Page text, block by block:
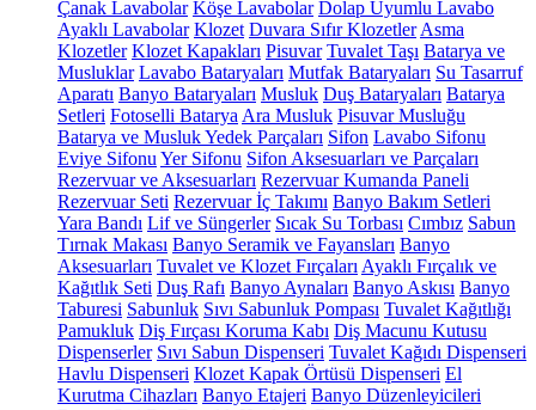
Çanak Lavabolar Köşe Lavabolar Dolap Uyumlu Lavabo
Ayaklı Lavabolar Klozet Duvara Sıfır Klozetler Asma
Klozetler Klozet Kapakları Pisuvar Tuvalet Taşı Batarya ve
Musluklar Lavabo Bataryaları Mutfak Bataryaları Su Tasarruf
Aparatı Banyo Bataryaları Musluk Duş Bataryaları Batarya
Setleri Fotoselli Batarya Ara Musluk Pisuvar Musluğu
Batarya ve Musluk Yedek Parçaları Sifon Lavabo Sifonu
Eviye Sifonu Yer Sifonu Sifon Aksesuarları ve Parçaları
Rezervuar ve Aksesuarları Rezervuar Kumanda Paneli
Rezervuar Seti Rezervuar İç Takımı Banyo Bakım Setleri
Yara Bandı Lif ve Süngerler Sıcak Su Torbası Cımbız Sabun
Tırnak Makası Banyo Seramik ve Fayansları Banyo
Aksesuarları Tuvalet ve Klozet Fırçaları Ayaklı Fırçalık ve
Kağıtlık Seti Duş Rafı Banyo Aynaları Banyo Askısı Banyo
Taburesi Sabunluk Sıvı Sabunluk Pompası Tuvalet Kağıtlığı
Pamukluk Diş Fırçası Koruma Kabı Diş Macunu Kutusu
Dispenserler Sıvı Sabun Dispenseri Tuvalet Kağıdı Dispenseri
Havlu Dispenseri Klozet Kapak Örtüsü Dispenseri El
Kurutma Cihazları Banyo Etajeri Banyo Düzenleyicileri